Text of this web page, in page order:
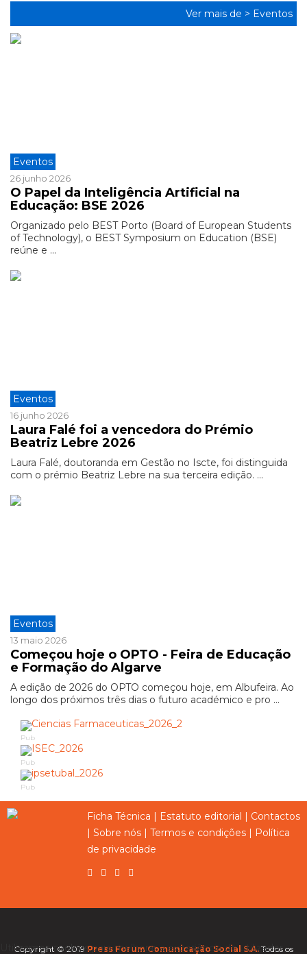
Ver mais de > Eventos
Eventos
26 junho 2026
O Papel da Inteligência Artificial na
Educação: BSE 2026
Organizado pelo BEST Porto (Board of European Students
of Technology), o BEST Symposium on Education (BSE)
reúne e ...
Eventos
16 junho 2026
Laura Falé foi a vencedora do Prémio
Beatriz Lebre 2026
Laura Falé, doutoranda em Gestão no Iscte, foi distinguida
com o prémio Beatriz Lebre na sua terceira edição. ...
Eventos
13 maio 2026
Começou hoje o OPTO - Feira de Educação
e Formação do Algarve
A edição de 2026 do OPTO começou hoje, em Albufeira. Ao
longo dos próximos três dias o futuro académico e pro ...
Pub
Pub
Pub
Ficha Técnica | Estatuto editorial | Contactos
| Sobre nós | Termos e condições | Política
de privacidade
Copyright © 2019 Press Forum Comunicação Social S.A. Todos os
Utilizamos cookies para melhorar a experiência do utilizador,